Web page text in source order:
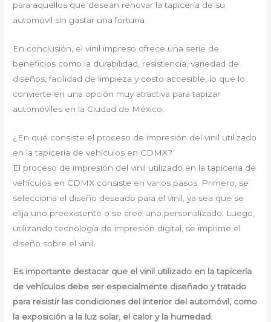
para aquellos que desean renovar la tapicería de su
automóvil sin gastar una fortuna.
En conclusión, el vinil impreso ofrece una serie de
beneficios como la durabilidad, resistencia, variedad de
diseños, facilidad de limpieza y costo accesible, lo que lo
convierte en una opción muy atractiva para tapizar
automóviles en la Ciudad de México.
¿En qué consiste el proceso de impresión del vinil utilizado
en la tapicería de vehículos en CDMX?
El proceso de impresión del vinil utilizado en la tapicería de
vehículos en CDMX consiste en varios pasos. Primero, se
selecciona el diseño deseado para el vinil, ya sea que se
elija uno preexistente o se cree uno personalizado. Luego,
utilizando tecnología de impresión digital, se imprime el
diseño sobre el vinil.
Es importante destacar que el vinil utilizado en la tapicería
de vehículos debe ser especialmente diseñado y tratado
para resistir las condiciones del interior del automóvil, como
la exposición a la luz solar, el calor y la humedad.